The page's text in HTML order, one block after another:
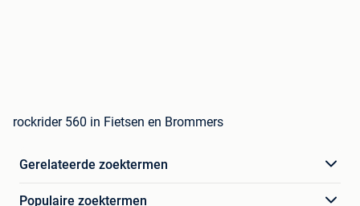
rockrider 560 in Fietsen en Brommers
Gerelateerde zoektermen
Populaire zoektermen